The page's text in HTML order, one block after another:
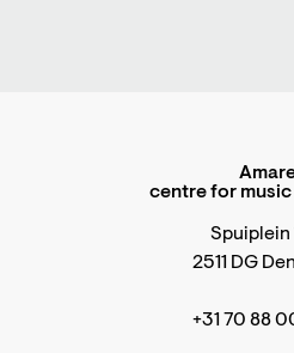
centre for
Spuiplein
2511 DG
+31 70 88